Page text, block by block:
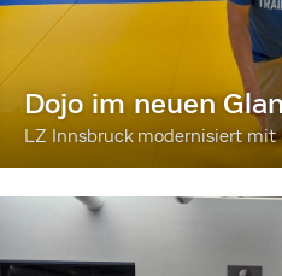
Dojo im neuen
LZ Innsbruck modernisiert mit